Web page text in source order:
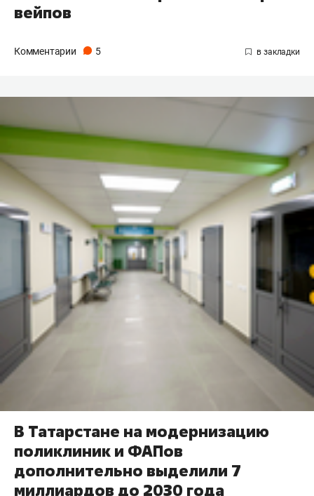
вейпов
Комментарии 5
В Татарстане на модернизацию
поликлиник и ФАПов
дополнительно выделили 7
миллиардов до 2030 года